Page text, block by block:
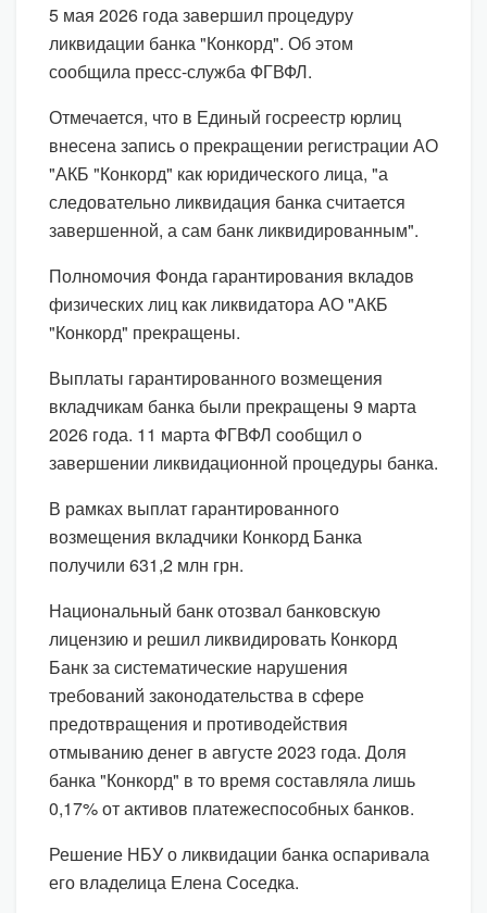
5 мая 2026 года завершил процедуру
ликвидации банка "Конкорд". Об этом
сообщила пресс-служба ФГВФЛ.
Отмечается, что в Единый госреестр юрлиц
внесена запись о прекращении регистрации АО
"АКБ "Конкорд" как юридического лица, "а
следовательно ликвидация банка считается
завершенной, а сам банк ликвидированным".
Полномочия Фонда гарантирования вкладов
физических лиц как ликвидатора АО "АКБ
"Конкорд" прекращены.
Выплаты гарантированного возмещения
вкладчикам банка были прекращены 9 марта
2026 года. 11 марта ФГВФЛ сообщил о
завершении ликвидационной процедуры банка.
В рамках выплат гарантированного
возмещения вкладчики Конкорд Банка
получили 631,2 млн грн.
Национальный банк отозвал банковскую
лицензию и решил ликвидировать Конкорд
Банк за систематические нарушения
требований законодательства в сфере
предотвращения и противодействия
отмыванию денег в августе 2023 года. Доля
банка "Конкорд" в то время составляла лишь
0,17% от активов платежеспособных банков.
Решение НБУ о ликвидации банка оспаривала
его владелица Елена Соседка.